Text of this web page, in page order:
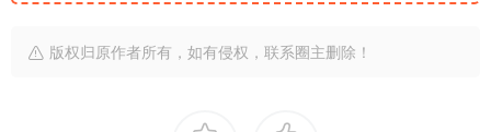
版权归原作者所有，如有侵权，联系圈主删除！